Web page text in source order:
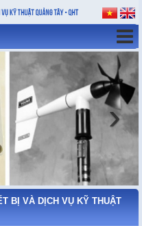
›
BỊ VÀ DỊCH VỤ KỸ THUẬT